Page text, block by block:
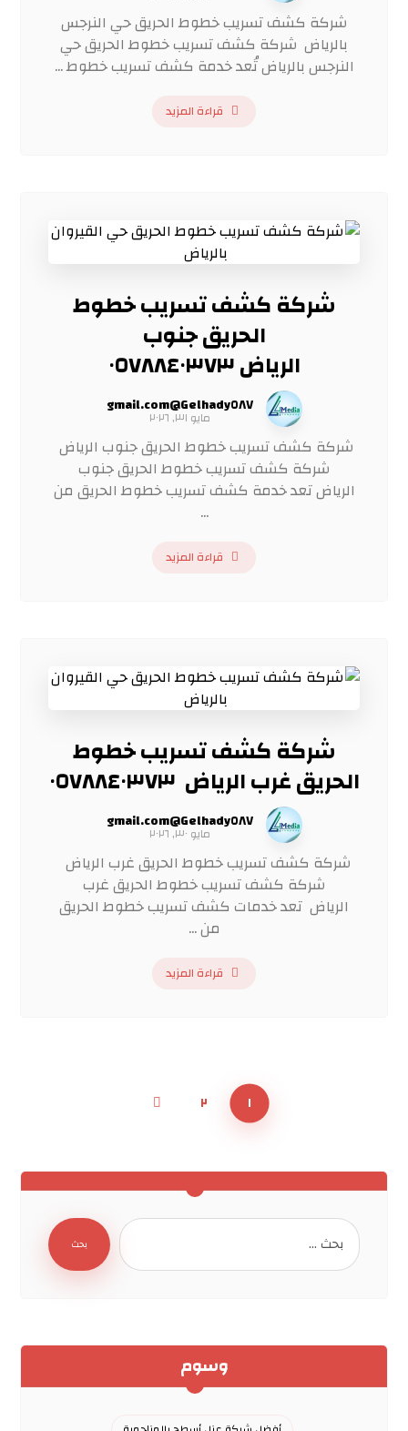
شركة كشف تسريب خطوط الحريق حي النرجس
بالرياض شركة كشف تسريب خطوط الحريق حي
النرجس بالرياض تُعد خدمة كشف تسريب خطوط ...
قراءة المزيد
شركة كشف تسريب خطوط
الحريق جنوب
الرياض ٠٥٧٨٨٤٠٣٧٣
Gelhady٥٨٧@gmail.com
مايو ٣١, ٢٠٢٦
شركة كشف تسريب خطوط الحريق جنوب الرياض
شركة كشف تسريب خطوط الحريق جنوب
الرياض تعد خدمة كشف تسريب خطوط الحريق من
...
قراءة المزيد
شركة كشف تسريب خطوط
الحريق غرب الرياض ٠٥٧٨٨٤٠٣٧٣
Gelhady٥٨٧@gmail.com
مايو ٣٠, ٢٠٢٦
شركة كشف تسريب خطوط الحريق غرب الرياض
شركة كشف تسريب خطوط الحريق غرب
الرياض تعد خدمات كشف تسريب خطوط الحريق
من ...
قراءة المزيد
١ ٢
بحث
وسوم